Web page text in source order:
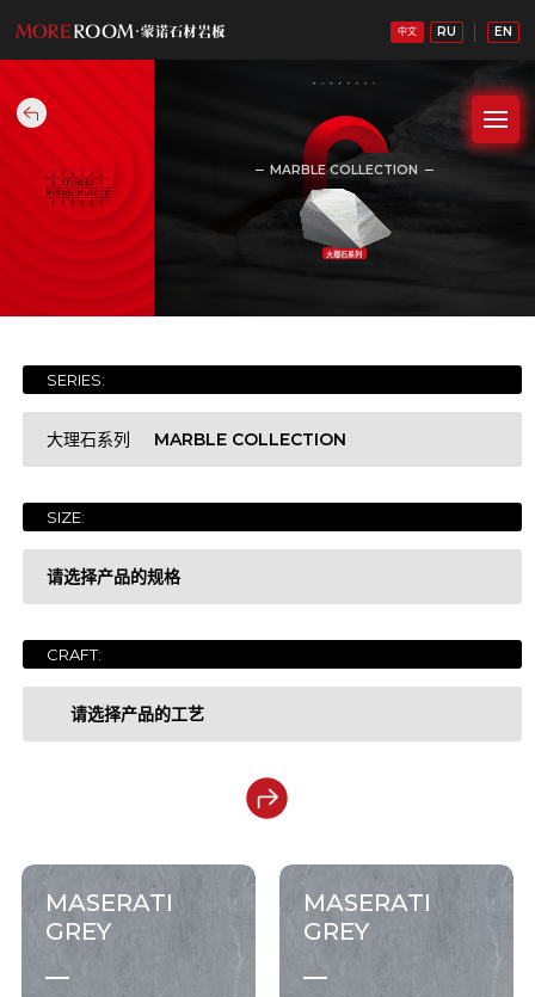
中文 RU EN
MARBLE COLLECTION
大理石系列
SERIES:
大理石系列 MARBLE COLLECTION
白石系列 WHITE STONE COLLECTION
奢石系列 LUXURY COLLECTION
宝石系列
玉石系列 ONYX COLLECTION
纯色系列 SOLID COLOR COLLECTION
SIZE:
请选择产品的规格
1200x2700x6mm
1200x3200x6mm
1600x3200x12mm
CRAFT:
请选择产品的工艺
钻粉干粒
金丝绒
钻粉干粒+色胚
MASERATI
GREY
MASERATI
GREY